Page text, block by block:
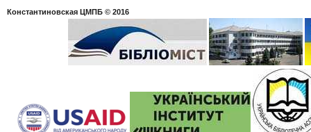
Константиновская ЦМПБ © 2016